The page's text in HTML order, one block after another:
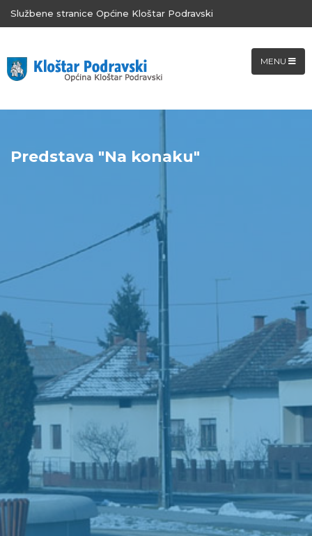
Službene stranice Općine Kloštar Podravski
MENU
Predstava "Na konaku"